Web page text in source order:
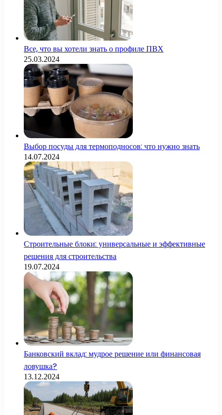
Все, что вы хотели знать о профиле ПВХ
25.03.2024
Выбор посуды для термоподносов: что нужно знать
14.07.2024
Строительные блоки: универсальные и эффективные
решения для строительства
19.07.2024
Банковский вклад: мудрое решение или финансовая
ловушка?
13.12.2024